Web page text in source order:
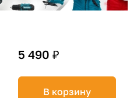
5 490 ₽
В корзину